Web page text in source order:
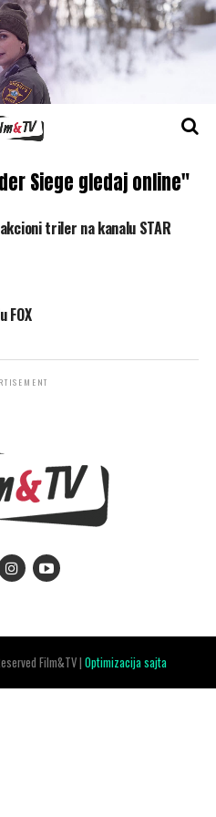
Siege gledaj online"
akcioni triler na kanalu STAR
FOX
Film&TV |Optimizacija sajta